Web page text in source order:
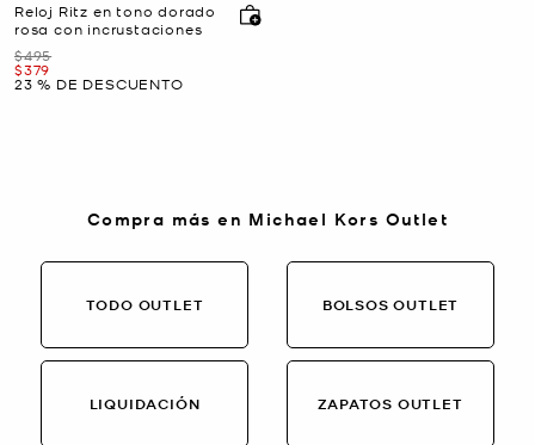
Reloj Ritz en tono dorado
rosa con incrustaciones
Era
$495
Ahora
$379
23 % DE DESCUENTO
Compra más en Michael Kors Outlet
TODO OUTLET BOLSOS OUTLET
LIQUIDACIÓN ZAPATOS OUTLET